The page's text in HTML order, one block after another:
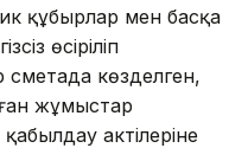
құбырлар мен басқа
өсіріліп
сметада көзделген,
жұмыстар
актілеріне